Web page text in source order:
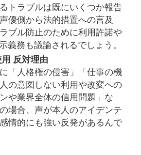
トラブルは既にいくつか報告
優側から法的措置への言及
ブル防止のために利用許諾や
義務も議論されるでしょう。
反対理由
「人格権の侵害」「仕事の機
の意図しない利用や改変への
や業界全体の信用問題」な
場合、声が本人のアイデンテ
情的にも強い反発があるんで